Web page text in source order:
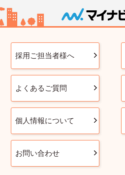
採用ご担当者様へ
よくあるご質問
個人情報について
お問い合わせ